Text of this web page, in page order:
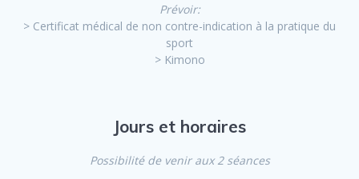
Prévoir:
> Certificat médical de non contre-indication à la pratique du
sport
> Kimono
Jours et horaires
Possibilité de venir aux 2 séances